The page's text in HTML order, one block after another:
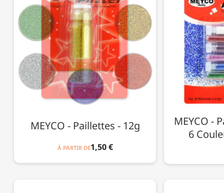
MEYCO - Paillettes - 12g
À PARTIR DE1,50 €
MEYCO -
6